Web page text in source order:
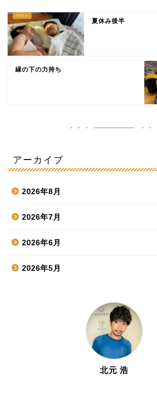
夏休み後半
縁の下の力持ち
アーカイブ
2026年8月
2026年7月
2026年6月
2026年5月
北元 浩